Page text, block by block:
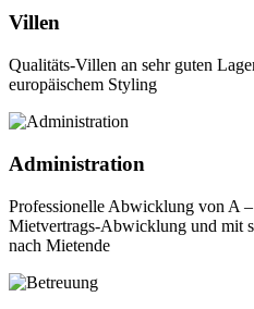
Villen
Qualitäts-Villen an sehr guten
europäischem Styling
Administration
Professionelle Abwicklung von A
Mietvertrags-Abwicklung und mit
nach Mietende